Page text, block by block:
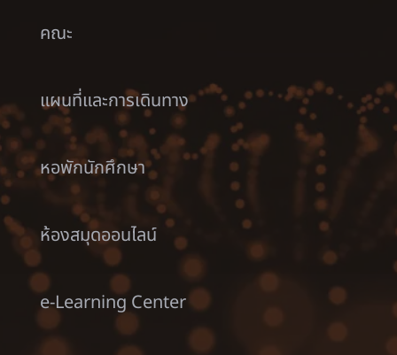
คณะ
แผนที่และการเดินทาง
หอพักนักศึกษา
ห้องสมุดออนไลน์
e-Learning Center